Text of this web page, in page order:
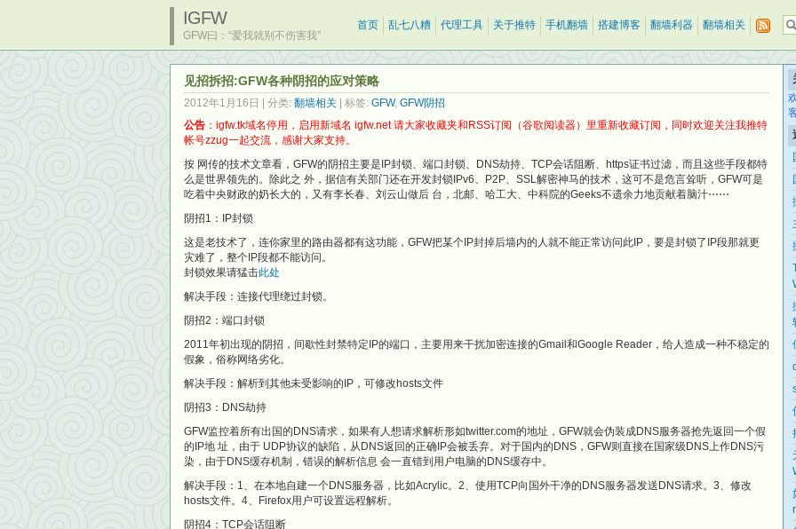
IGFW
GFW曰：“爱我就别不伤害我”
首页 乱七八糟 代理工具 关于推特 手机翻墙 搭建博客 翻墙利器 翻墙相关
见招拆招:GFW各种阴招的应对策略
2012年1月16日 | 分类: 翻墙相关 | 标签: GFW, GFW阴招
公告 ：igfw.tk域名停用，启用新域名 igfw.net请大家收藏夹和RSS订阅（谷歌阅读器）里重新收藏订阅，同时欢迎关注我推特
帐号zzug一起交流，感谢大家支持。
按 网传的技术文章看，GFW的阴招主要是IP封锁、端口封锁、DNS劫持、TCP会话阻断、https证书过滤，而且这些手段都特
么是世界领先的。除此之 外，据信有关部门还在开发封锁IPv6、P2P、SSL解密神马的技术，这可不是危言耸听，GFW可是
吃着中央财政的奶长大的，又有李长春、刘云山做后 台，北邮、哈工大、中科院的Geeks不遗余力地贡献着脑汁⋯⋯
阴招1：IP封锁
这是老技术了，连你家里的路由器都有这功能，GFW把某个IP封掉后墙内的人就不能正常访问此IP，要是封锁了IP段那就更
灾难了，整个IP段都不能访问。
封锁效果请猛击此处
解决手段：连接代理绕过封锁。
阴招2：端口封锁
2011年初出现的阴招，间歇性封禁特定IP的端口，主要用来干扰加密连接的Gmail和Google Reader，给人造成一种不稳定的
假象，俗称网络劣化。
解决手段：解析到其他未受影响的IP，可修改hosts文件
阴招3：DNS劫持
GFW监控着所有出国的DNS请求，如果有人想请求解析形如twitter.com的地址，GFW就会伪装成DNS服务器抢先返回一个假
的IP地 址，由于 UDP协议的缺陷，从DNS返回的正确IP会被丢弃。对于国内的DNS，GFW则直接在国家级DNS上作DNS污
染，由于DNS缓存机制，错误的解析信息 会一直错到用户电脑的DNS缓存中。
解决手段：1、在本地自建一个DNS服务器，比如Acrylic。2、使用TCP向国外干净的DNS服务器发送DNS请求。3、修改
hosts文件。4、Firefox用户可设置远程解析。
阴招4：TCP会话阻断